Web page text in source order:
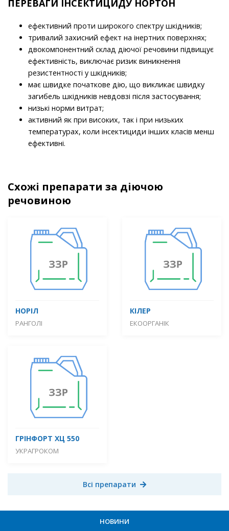
ПЕРЕВАГИ ІНСЕКТИЦИДУ НОРТОН
ефективний проти широкого спектру шкідників;
тривалий захисний ефект на інертних поверхнях;
двокомпонентний склад діючої речовини підвищує
ефективність, виключає ризик виникнення
резистентності у шкідників;
має швидке початкове дію, що викликає швидку
загибель шкідників невдовзі після застосування;
низькі норми витрат;
активний як при високих, так і при низьких
температурах, коли інсектициди інших класів менш
ефективні.
Схожі препарати за діючою
речовиною
НОРІЛ
РАНГОЛІ
КІЛЕР
ЕКООРГАНІК
ГРІНФОРТ ХЦ 550
УКРАГРОКОМ
Всі препарати
НОВИНИ